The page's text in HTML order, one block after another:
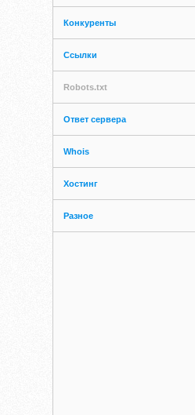
Конкуренты
Ссылки
Robots.txt
Ответ сервера
Whois
Хостинг
Разное